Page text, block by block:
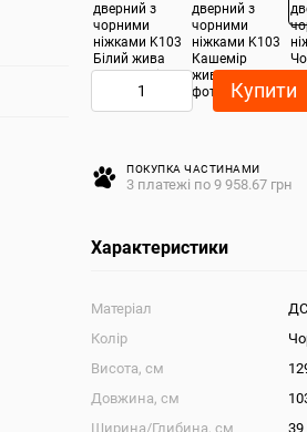
Купити
ПОКУПКА ЧАСТИНАМИ
3 платежі по 9 958.67 грн
Характеристики
Матеріал
Колір
Висота, см
Довжина, см
Ширина/Глибина, см
39